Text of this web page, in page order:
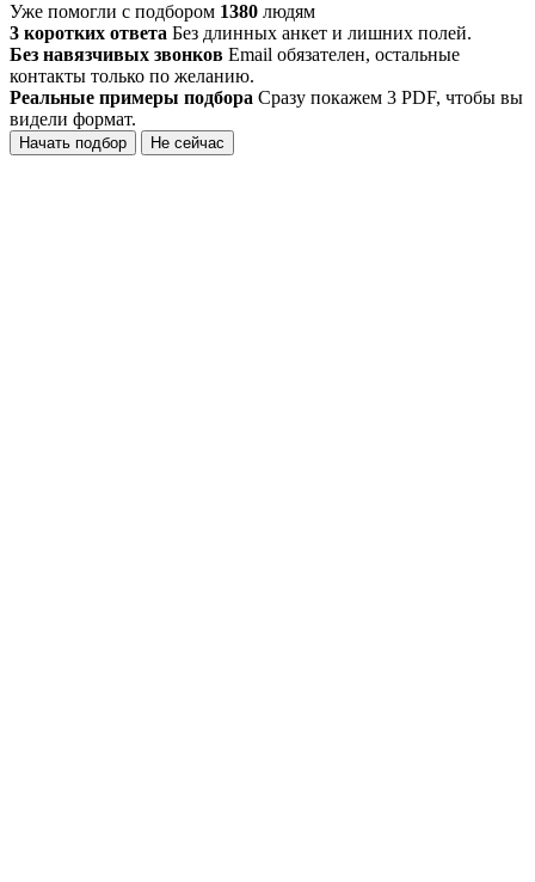
Уже помогли с подбором 1380 людям
3 коротких ответа Без длинных анкет и лишних полей.
Без навязчивых звонков Email обязателен, остальные
контакты только по желанию.
Реальные примеры подбора Сразу покажем 3 PDF, чтобы вы
видели формат.
Начать подбор Не сейчас